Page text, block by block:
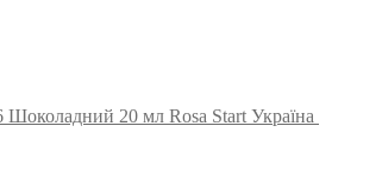
20 мл Rosa Start Україна